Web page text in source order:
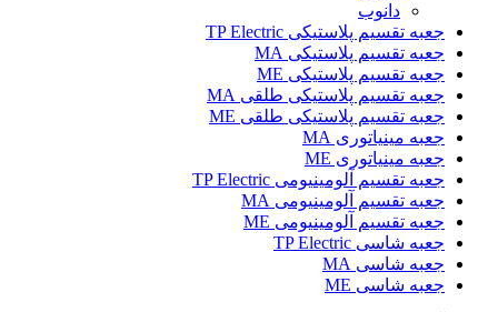
دانوب
جعبه تقسیم پلاستیکی TP Electric
جعبه تقسیم پلاستیکی MA
جعبه تقسیم پلاستیکی ME
جعبه تقسیم پلاستیکی طلقی MA
جعبه تقسیم پلاستیکی طلقی ME
جعبه مینیاتوری MA
جعبه مینیاتوری ME
جعبه تقسیم آلومینیومی TP Electric
جعبه تقسیم آلومینیومی MA
جعبه تقسیم آلومینیومی ME
جعبه شاسی TP Electric
جعبه شاسی MA
جعبه شاسی ME